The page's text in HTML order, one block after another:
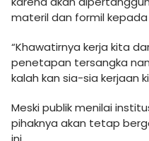
materil dan formil
“Khawatirnya kerja kita
penetapan tersangka
kalah kan sia-sia kerjaan
Meski publik menilai
pihaknya akan tetap